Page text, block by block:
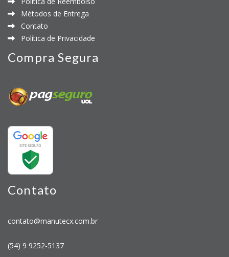
Métodos de Entrega
Contato
Política de Privacidade
Compra Segura
Contato
contato@manutecx.com.br
(54) 9 9252-5137